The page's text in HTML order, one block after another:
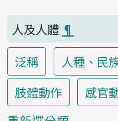
人及人體 ¶
泛稱
人種、民
肢體動作
感官